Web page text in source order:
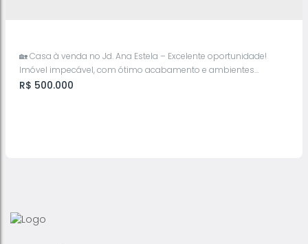
Vende-Se Sobrado Jd. Ana Estela
R$ 500.000
🏡 Casa à venda no Jd. Ana Estela – Excelente oportunidade!
Imóvel impecável, com ótimo acabamento e ambientes
amplos para proporcionar conforto e praticidade para toda a